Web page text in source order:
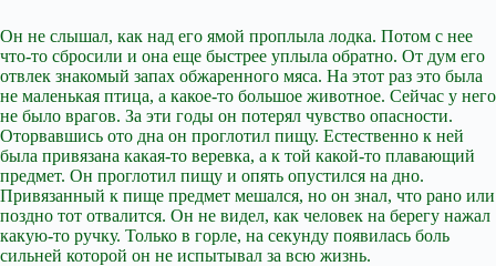
Он не слышал, как над его ямой проплыла лодка. Потом с нее
что-то сбросили и она еще быстрее уплыла обратно. От дум его
отвлек знакомый запах обжаренного мяса. На этот раз это была
не маленькая птица, а какое-то большое животное. Сейчас у него
не было врагов. За эти годы он потерял чувство опасности.
Оторвавшись ото дна он проглотил пищу. Естественно к ней
была привязана какая-то веревка, а к той какой-то плавающий
предмет. Он проглотил пищу и опять опустился на дно.
Привязанный к пище предмет мешался, но он знал, что рано или
поздно тот отвалится. Он не видел, как человек на берегу нажал
какую-то ручку. Только в горле, на секунду появилась боль
сильней которой он не испытывал за всю жизнь.